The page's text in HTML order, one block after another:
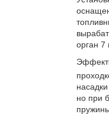
орган 7
но при